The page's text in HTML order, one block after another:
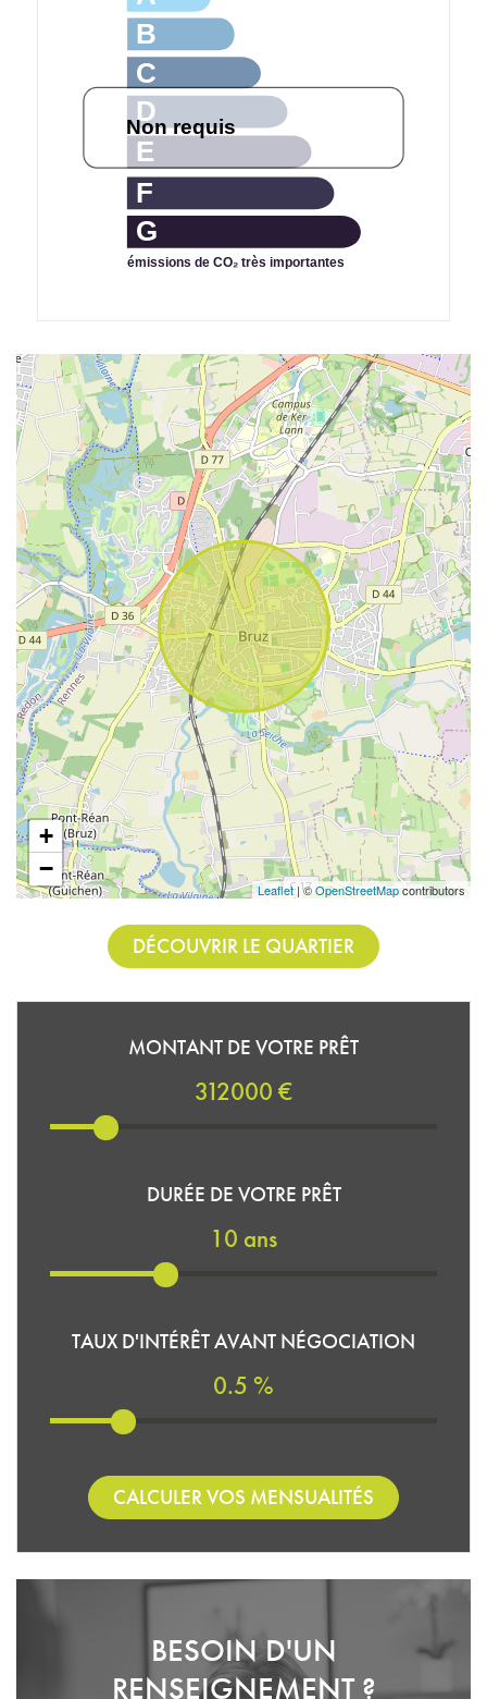
B
C
D
E
F
G
émissions de CO₂ très importantes
Non requis
+
−
Leaflet| ©OpenStreetMapcontributors
DÉCOUVRIR LE QUARTIER
MONTANT DE VOTRE PRÊT
312000 €
DURÉE DE VOTRE PRÊT
10 ans
TAUX D'INTÉRÊT AVANT NÉGOCIATION
0.5 %
CALCULER VOS MENSUALITÉS
BESOIN D'UN
RENSEIGNEMENT ?